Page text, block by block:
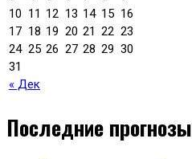
« Дек
10 11 12 13 14 15 16
17 18 19 20 21 22 23
24 25 26 27 28 29 30
31
Последние прогнозы